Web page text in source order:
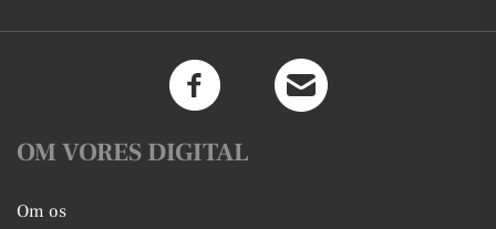
OM VORES DIGITAL
Om os